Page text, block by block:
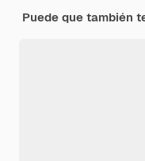
Puede que también